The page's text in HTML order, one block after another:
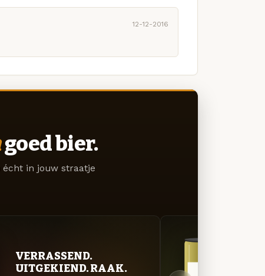
12-12-2016
goed bier.
écht in jouw straatje
VERRASSEND.
UITGEKIEND. RAAK.